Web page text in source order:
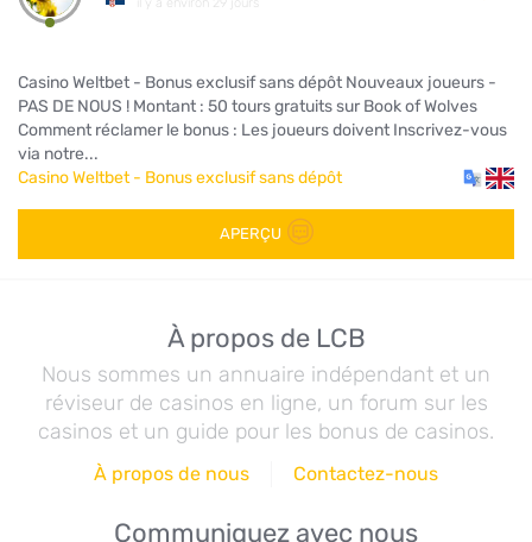
Casino Weltbet - Bonus exclusif sans dépôt Nouveaux joueurs -
PAS DE NOUS ! Montant : 50 tours gratuits sur Book of Wolves
Comment réclamer le bonus : Les joueurs doivent Inscrivez-vous
via notre...
Casino Weltbet - Bonus exclusif sans dépôt
APERÇU
À propos de LCB
Nous sommes un annuaire indépendant et un
réviseur de casinos en ligne, un forum sur les
casinos et un guide pour les bonus de casinos.
À propos de nous Contactez-nous
Communiquez avec nous